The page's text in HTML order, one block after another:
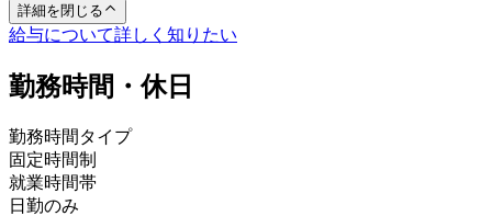
詳細を閉じる
給与について詳しく知りたい
勤務時間・休日
勤務時間タイプ
固定時間制
就業時間帯
日勤のみ